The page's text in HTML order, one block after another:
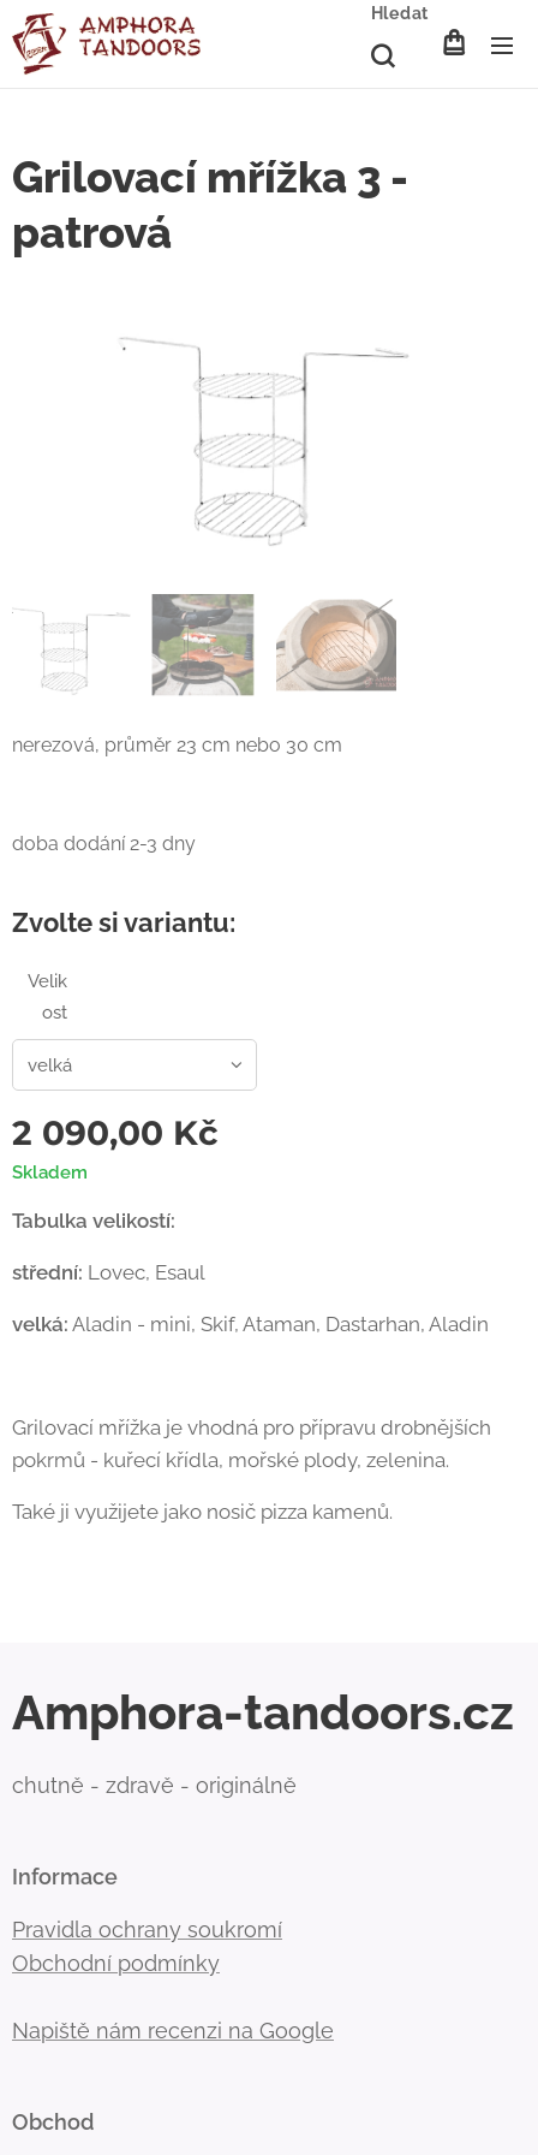
Hledat
Grilovací mřížka 3 -
patrová
nerezová, průměr 23 cm nebo 30 cm
doba dodání 2-3 dny
Zvolte si variantu:
Velik
ost
2 090,00 Kč
Skladem
Tabulka velikostí:
střední: Lovec, Esaul
velká: Aladin - mini, Skif, Ataman, Dastarhan, Aladin
Grilovací mřížka je vhodná pro přípravu drobnějších
pokrmů - kuřecí křídla, mořské plody, zelenina.
Také ji využijete jako nosič pizza kamenů.
Amphora-tandoors.cz
chutně - zdravě - originálně
Informace
Pravidla ochrany soukromí
Obchodní podmínky
Napiště nám recenzi na Google
Obchod